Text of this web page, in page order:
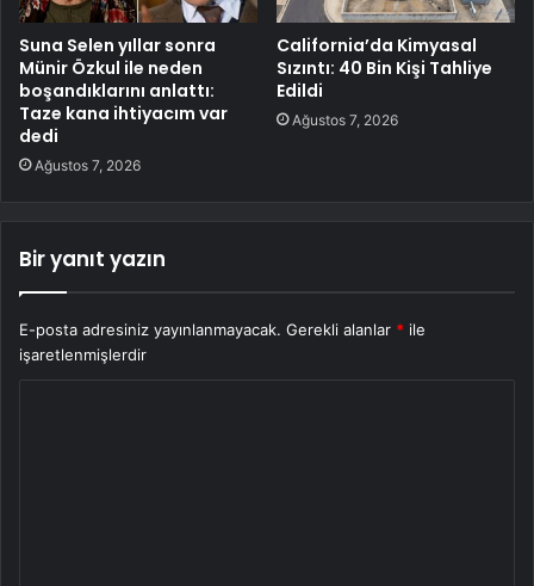
Suna Selen yıllar sonra
Münir Özkul ile neden
boşandıklarını anlattı:
Taze kana ihtiyacım var
dedi
Ağustos 7, 2026
California’da Kimyasal
Sızıntı: 40 Bin Kişi Tahliye
Edildi
Ağustos 7, 2026
Bir yanıt yazın
E-posta adresiniz yayınlanmayacak. Gerekli alanlar * ile
işaretlenmişlerdir